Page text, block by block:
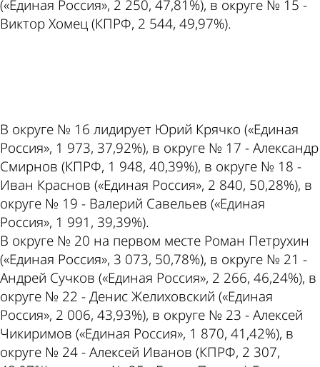
(«Единая Россия», 2 250, 47,81%), в округе № 15 -
Виктор Хомец (КПРФ, 2 544, 49,97%).
В округе № 16 лидирует Юрий Крячко («Единая
Россия», 1 973, 37,92%), в округе № 17 - Александр
Смирнов (КПРФ, 1 948, 40,39%), в округе № 18 -
Иван Краснов («Единая Россия», 2 840, 50,28%), в
округе № 19 - Валерий Савельев («Единая
Россия», 1 991, 39,39%).
В округе № 20 на первом месте Роман Петрухин
(«Единая Россия», 3 073, 50,78%), в округе № 21 -
Андрей Сучков («Единая Россия», 2 266, 46,24%), в
округе № 22 - Денис Желиховский («Единая
Россия», 2 006, 43,93%), в округе № 23 - Алексей
Чикиримов («Единая Россия», 1 870, 41,42%), в
округе № 24 - Алексей Иванов (КПРФ, 2 307,